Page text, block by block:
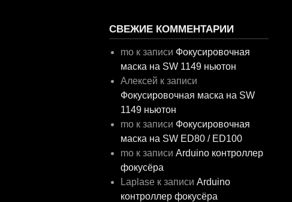
СВЕЖИЕ КОММЕНТАРИИ
mo к записи Фокусировочная
маска на SW 1149 ньютон
Алексей к записи
Фокусировочная маска на SW
1149 ньютон
mo к записи Фокусировочная
маска на SW ED80 / ED100
mo к записиArduino контроллер
фокусёра
Laplase к записиArduino
контроллер фокусёра